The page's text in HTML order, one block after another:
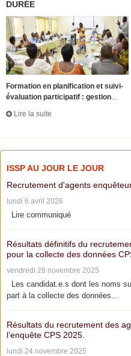
DURÉE
Formation en planification et suivi-
évaluation participatif : gestion...
Lire la suite
ISSP AU JOUR LE JOUR
Recrutement d'agents
lundi 6 avril 2026
Lire communiqué
Résultats définitifs du
pour la collecte des données
vendredi 28 novembre 2025
Les candidat.e.s dont les noms
part à la collecte des données...
Résultats du recrutement des
l’enquête CPS 2025.
lundi 24 novembre 2025